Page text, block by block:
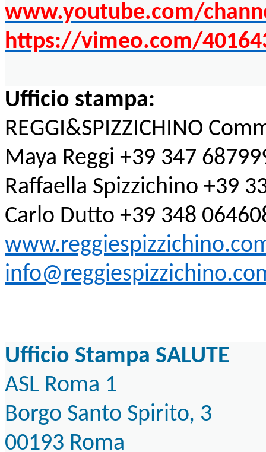
www.youtube.com/
https://vimeo.com/
Ufficio stampa:
REGGI&SPIZZICHINO
Maya Reggi +39 347
Raffaella Spizzichino +39
Carlo Dutto +39 348
Ufficio Stampa SALUTE
ASL Roma 1
Borgo Santo Spirito, 3
00193 Roma